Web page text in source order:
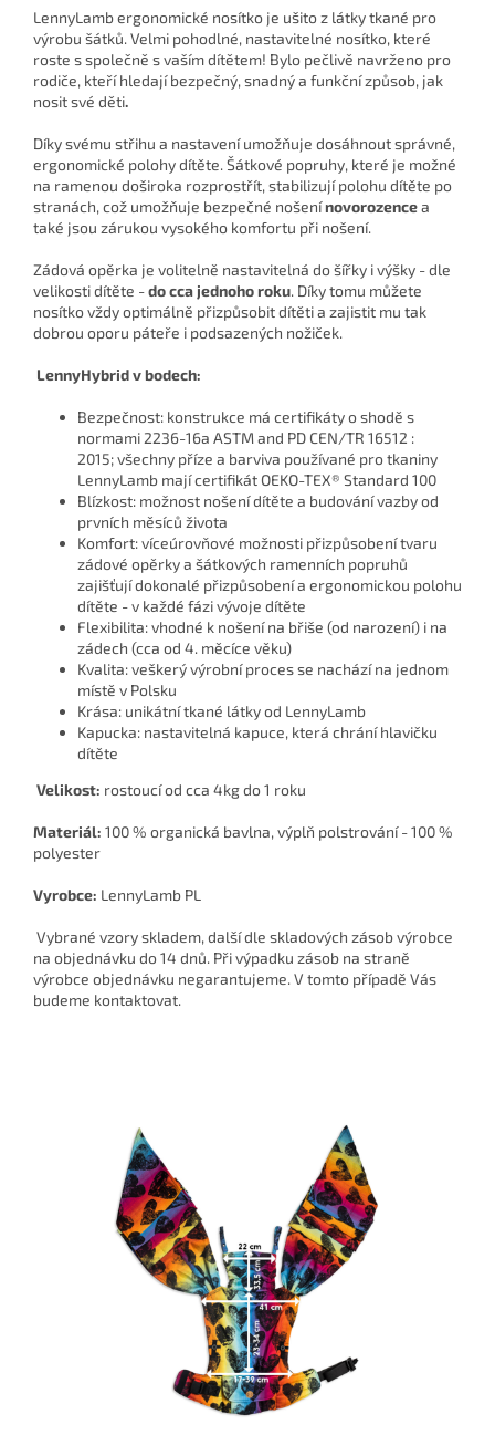
LennyLamb ergonomické nosítko je ušito z látky tkané pro
výrobu šátků. Velmi pohodlné, nastavitelné nosítko, které
roste s společně s vaším dítětem! Bylo pečlivě navrženo pro
rodiče, kteří hledají bezpečný, snadný a funkční způsob, jak
nosit své děti.
Díky svému střihu a nastavení umožňuje dosáhnout správné,
ergonomické polohy dítěte. Šátkové popruhy, které je možné
na ramenou doširoka rozprostřít, stabilizují polohu dítěte po
stranách, což umožňuje bezpečné nošenínovorozencea
také jsou zárukou vysokého komfortu při nošení.
Zádová opěrka je volitelně nastavitelná do šířky i výšky - dle
velikosti dítěte -do cca jednoho roku. Díky tomu můžete
nosítko vždy optimálně přizpůsobit dítěti a zajistit mu tak
dobrou oporu páteře i podsazených nožiček.
LennyHybrid v bodech:
Bezpečnost: konstrukce má certifikáty o shodě s
normami 2236-16a ASTM and PD CEN/TR 16512 :
2015;všechny příze a barviva používané pro tkaniny
LennyLamb mají certifikát OEKO-TEX® Standard 100
Blízkost: možnost nošení dítěte a budování vazby od
prvních měsíců života
Komfort: víceúrovňové možnosti přizpůsobení tvaru
zádové opěrky a šátkových ramenních popruhů
zajišťují dokonalé přizpůsobení a ergonomickou polohu
dítěte - v každé fázi vývoje dítěte
Flexibilita: vhodné k nošení na břiše (od narození) i na
zádech (cca od 4. měcíce věku)
Kvalita: veškerý výrobní proces se nachází na jednom
místě v Polsku
Krása: unikátní tkané látky od LennyLamb
Kapucka: nastavitelná kapuce, která chrání hlavičku
dítěte
Velikost: rostoucí od cca 4kg do 1 roku
Materiál: 100 % organická bavlna, výplň polstrování - 100 %
polyester
Vyrobce: LennyLamb PL
Vybrané vzory skladem, další dle skladových zásob výrobce
na objednávku do 14 dnů. Při výpadku zásob na straně
výrobce objednávku negarantujeme. V tomto případě Vás
budeme kontaktovat.